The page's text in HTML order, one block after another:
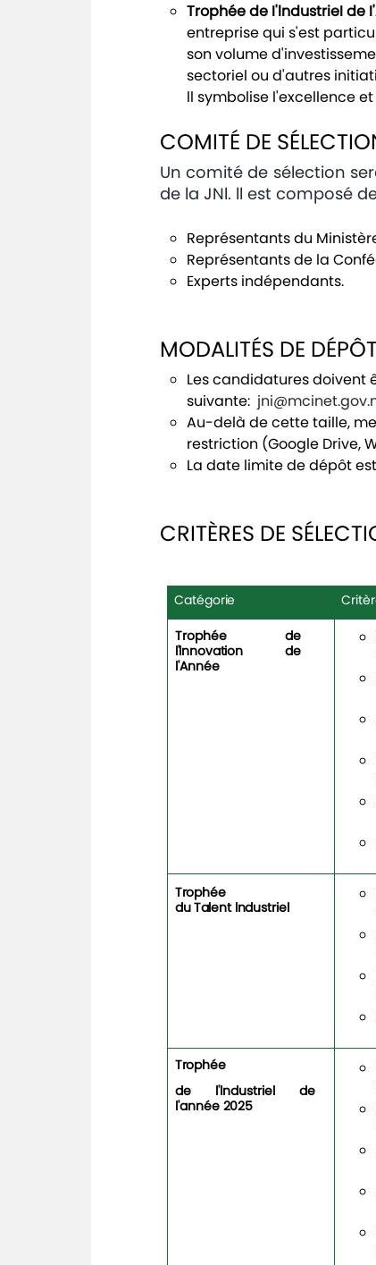
Trophée de I'lndustrieI de
entreprise qui s'est
son volume
sectoriel ou d'autres
ll symbolise l'excellence
COMITÉ DE
Un comité de sélection
de la JNl. ll est composé
Représentants du
Représentants de la
Experts indépendants.
MODALITÉS DE
Les candidatures doivent
suivante:
Au-delà de cette taille,
restriction (Google Drive,
La date limite de dépôt
CRITÈRES DE
Catégorie
Trophée de
l'lnnovation de
l'Année
Trophée
duTalent lndustriel
Trophée
de
l'lndustriel de
l'année 2025